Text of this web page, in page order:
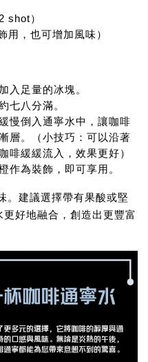
shot）
用，也可增加風味）
入足量的冰塊。
七八分滿。
慢倒入通寧水中，讓咖啡
層。（小技巧：可以沿著
啡緩緩流入，效果更好）
作為裝飾，即可享用。
。建議選擇帶有果酸或堅
好地融合，創造出更豐富